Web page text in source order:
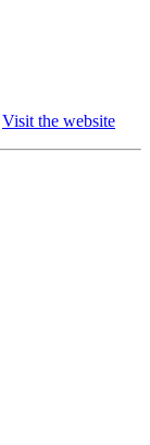
Visit the website